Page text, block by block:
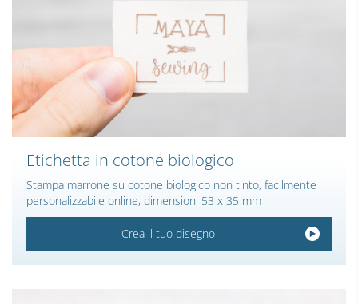
Etichetta in cotone biologico
Stampa marrone su cotone biologico non tinto, facilmente
personalizzabile online, dimensioni 53 x 35 mm
Crea il tuo disegno